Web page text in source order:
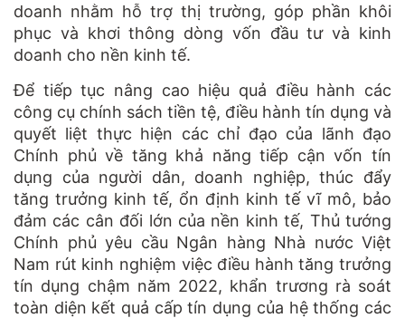
doanh nhằm hỗ trợ thị trường, góp phần khôi
phục và khơi thông dòng vốn đầu tư và kinh
doanh cho nền kinh tế.
Để tiếp tục nâng cao hiệu quả điều hành các
công cụ chính sách tiền tệ, điều hành tín dụng và
quyết liệt thực hiện các chỉ đạo của lãnh đạo
Chính phủ về tăng khả năng tiếp cận vốn tín
dụng của người dân, doanh nghiệp, thúc đẩy
tăng trưởng kinh tế, ổn định kinh tế vĩ mô, bảo
đảm các cân đối lớn của nền kinh tế, Thủ tướng
Chính phủ yêu cầu Ngân hàng Nhà nước Việt
Nam rút kinh nghiệm việc điều hành tăng trưởng
tín dụng chậm năm 2022, khẩn trương rà soát
toàn diện kết quả cấp tín dụng của hệ thống các